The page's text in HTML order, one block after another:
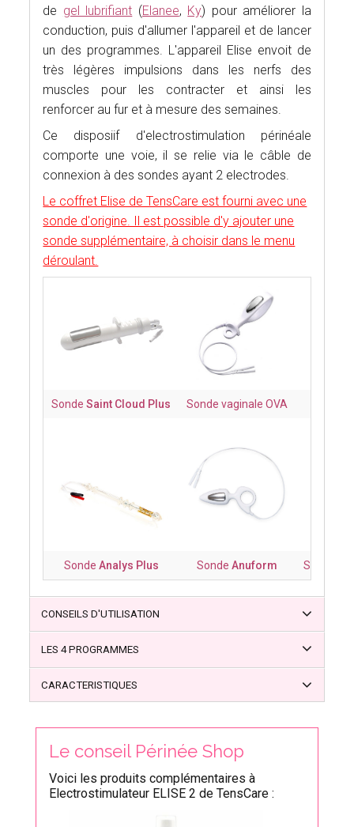
de gel lubrifiant (Elanee, Ky) pour améliorer la
conduction, puis d'allumer l'appareil et de lancer
un des programmes. L'appareil Elise envoit de
très légères impulsions dans les nerfs des
muscles pour les contracter et ainsi les
renforcer au fur et à mesure des semaines.
Ce disposiif d'electrostimulation périnéale
comporte une voie, il se relie via le câble de
connexion à des sondes ayant 2 electrodes.
Le coffret Elise de TensCare est fourni avec une
sonde d'origine. Il est possible d'y ajouter une
sonde supplémentaire, à choisir dans le menu
déroulant.
SondeSaint Cloud Plus Sonde vaginale OVA
Sonde Analys Plus SondeAnuform Sonde
CONSEILS D'UTILISATION
LES 4 PROGRAMMES
CARACTERISTIQUES
Le conseil Périnée Shop
Voici les produits complémentaires à
Electrostimulateur ELISE 2 de TensCare :